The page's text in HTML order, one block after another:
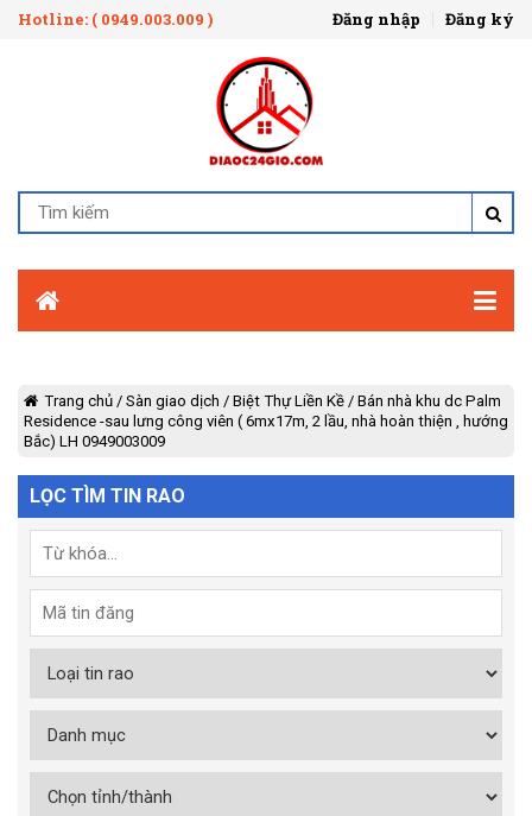
Hotline: ( 0949.003.009 ) Đăng nhập Đăng ký
Trang chủ / Sàn giao dịch / Biệt Thự Liền Kề / Bán nhà khu dc Palm
Residence -sau lưng công viên ( 6mx17m, 2 lầu, nhà hoàn thiện , hướng
Bắc) LH 0949003009
LỌC TÌM TIN RAO